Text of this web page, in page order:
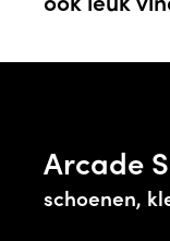
Arcade
schoenen,